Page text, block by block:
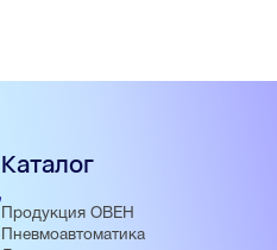
Каталог
Продукция ОВЕН
Пневмоавтоматика